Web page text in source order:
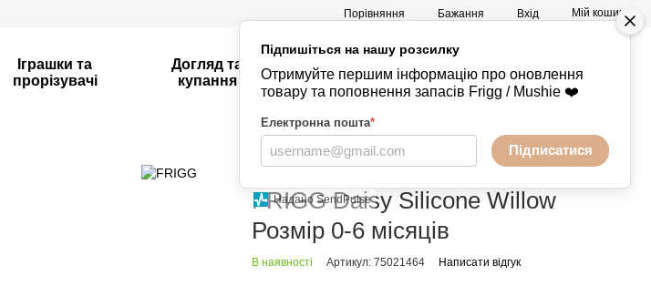
Підпишіться на нашу розсилку
Отримуйте першим інформацію про оновлення
товару та поповнення запасів Frigg / Mushie ❤️
Електронна пошта*
Підписатися
Надано SendPulse
Порівняння Бажання Вхід Мій кошик
Іграшки та
прорізувачі
Догляд та
купання
Mushie -
Речі
+380730847238
Головна Пустушки FRIGG
FRIGG - силіконові
FRIGG - силіконові FRIGG
FRIGG Daisy Silicone Willow
Розмір 0-6 місяців
В наявності Артикул: 75021464 Написати відгук